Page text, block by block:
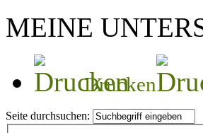
MEINE
Drucken
Seite durchsuchen: